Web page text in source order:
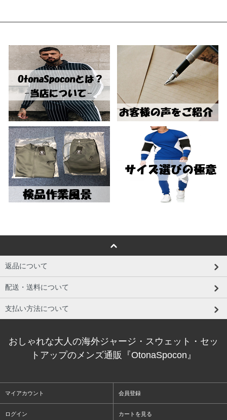
返品について
配送・送料について
支払い方法について
おしゃれな大人の海外ジャージ・スウェット・セッ
トアップのメンズ通販『OtonaSpocon』
マイアカウント 会員登録
ログイン カートを見る